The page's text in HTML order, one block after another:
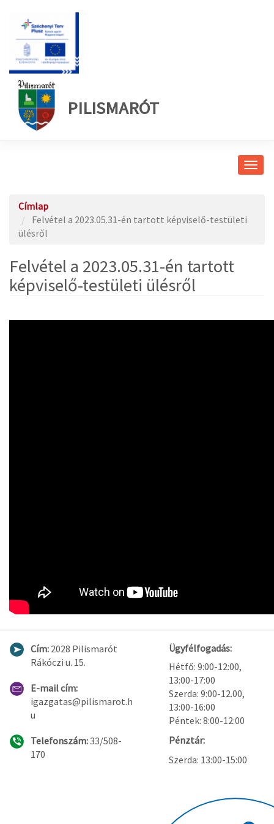
PILISMARÓT
Címlap
Felvétel a 2023.05.31-én tartott képviselő-testületi
ülésről
Felvétel a 2023.05.31-én tartott
képviselő-testületi ülésről
Cím: 2028 Pilismarót
Rákóczi u. 15.
E-mail cím:
igazgatas@pilismarot.h
u
Telefonszám:33/508-
170
Ügyfélfogadás:
Hétfő: 9:00-12:00,
13:00-17:00
Szerda: 9:00-12.00,
13:00-16:00
Péntek: 8:00-12:00
Pénztár:
Szerda: 13:00-15:00